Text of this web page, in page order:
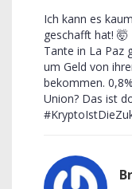
Ich kann es
geschafft hat!
Tante in La Paz
um Geld von
bekommen.
Union? Das ist